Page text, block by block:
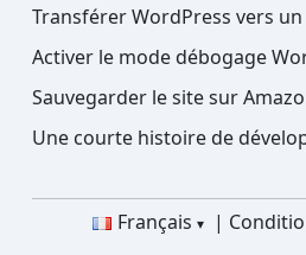
Transférer WordPress vers
Activer le mode débogage
Sauvegarder le site sur
Une courte histoire de
Français